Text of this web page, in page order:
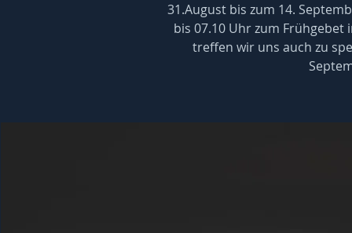
31.August bis zum 14.
bis 07.10 Uhr zum Frühgebet
treffen wir uns auch zu